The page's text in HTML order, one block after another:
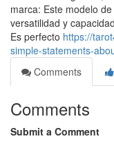
marca: Este modelo
versatilidad y
Es perfecto https://
simple-statements-
Comments
Comments
Submit a Comment